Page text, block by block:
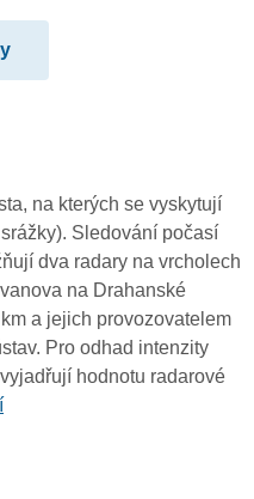
na kterých se vyskytují
Sledování počasí
dva radary na vrcholech
na Drahanské
a jejich provozovatelem
Pro odhad intenzity
hodnotu radarové